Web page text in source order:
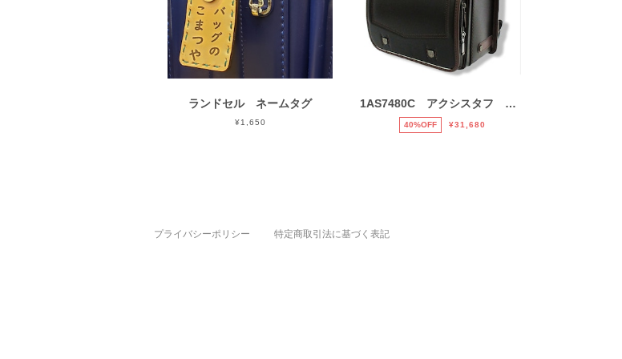
ランドセル ネームタグ
¥1,650
1AS7480C アクシスタフ ランドセル 男の子 マツモト
40%OFF ¥31,680
プライバシーポリシー 特定商取引法に基づく表記